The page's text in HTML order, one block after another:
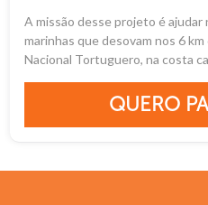
A missão desse projeto é
marinhas que desovam nos 6
Nacional Tortuguero, na costa
QUERO